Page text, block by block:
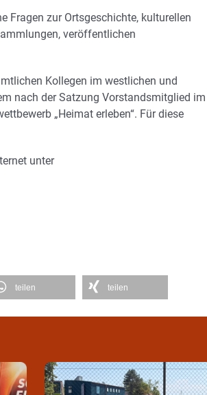
Fragen zur Ortsgeschichte, kulturellen
veröffentlichen
Kollegen im westlichen und
nach der Satzung Vorstandsmitglied im
„Heimat erleben“. Für diese
unter
teilen teilen